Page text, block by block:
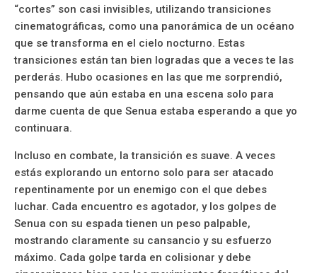
“cortes” son casi invisibles, utilizando transiciones
cinematográficas, como una panorámica de un océano
que se transforma en el cielo nocturno. Estas
transiciones están tan bien logradas que a veces te las
perderás. Hubo ocasiones en las que me sorprendió,
pensando que aún estaba en una escena solo para
darme cuenta de que Senua estaba esperando a que yo
continuara.
Incluso en combate, la transición es suave. A veces
estás explorando un entorno solo para ser atacado
repentinamente por un enemigo con el que debes
luchar. Cada encuentro es agotador, y los golpes de
Senua con su espada tienen un peso palpable,
mostrando claramente su cansancio y su esfuerzo
máximo. Cada golpe tarda en colisionar y debe